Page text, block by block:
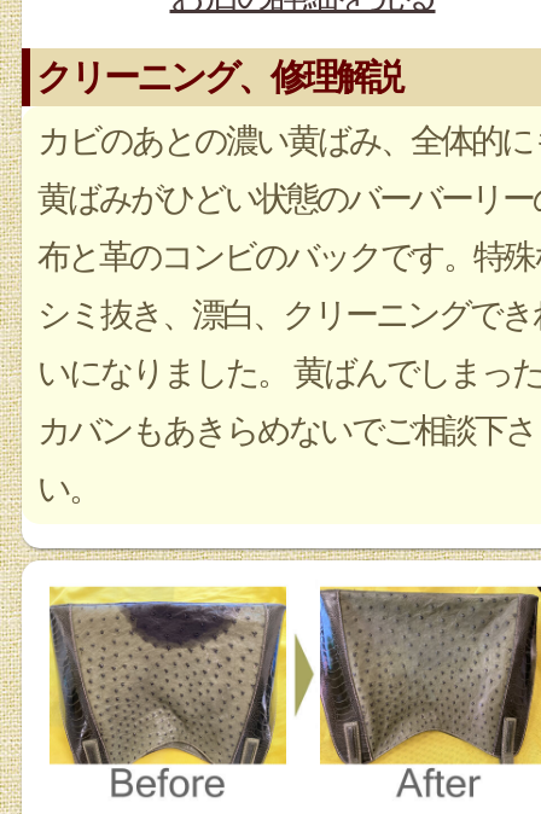
クリーニング、修理解説
カビのあとの濃い黄ばみ、全体的に
黄ばみがひどい状態のバーバーリー
布と革のコンビのバックです。特
シミ抜き、漂白、クリーニングでき
いになりました。 黄ばんでしまっ
カバンもあきらめないでご相談下さ
い。